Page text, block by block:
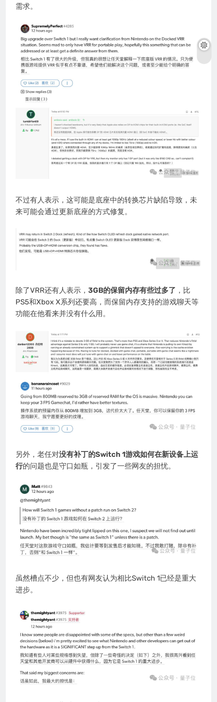
需求。
不过有人表示，这可能是底座中的转换芯片缺陷导致，未
来可能会通过更新底座的方式修复。
除了VRR还有人表示， 3GB的保留内存有些过多了 ，比
PS5和Xbox X系列还要高，而保留内存支持的游戏聊天等
功能在他看来并没有什么用。
另外，老任对没有补丁的Switch 1游戏如何在新设备上运
行的问题也是守口如瓶，引发了一些网友的担忧。
虽然槽点不少，但也有网友认为相比Switch 1已经是重大
进步。